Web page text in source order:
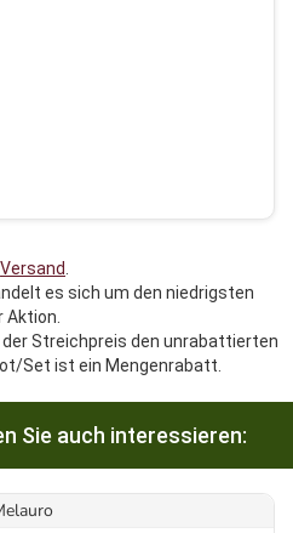
Versand
es sich um den niedrigsten
Aktion.
Streichpreis den unrabattierten
Set ist ein Mengenrabatt.
Sie auch interessieren: